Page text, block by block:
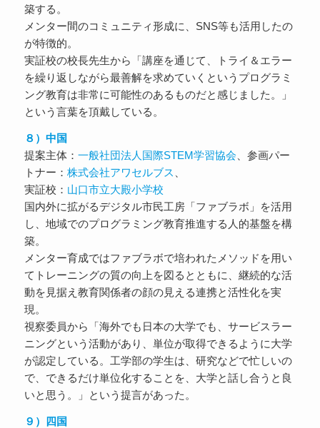
築する。
メンター間のコミュニティ形成に、SNS等も活用したの
が特徴的。
実証校の校長先生から「講座を通じて、トライ＆エラー
を繰り返しながら最善解を求めていくというプログラミ
ング教育は非常に可能性のあるものだと感じました。」
という言葉を頂戴している。
８）中国
提案主体： 一般社団法人国際STEM学習協会 、参画パー
トナー： 株式会社アワセルブス
実証校： 山口市立大殿小学校
国内外に拡がるデジタル市民工房「ファブラボ」を活用
し、地域でのプログラミング教育推進する人的基盤を構
築。
メンター育成ではファブラボで培われたメソッドを用い
てトレーニングの質の向上を図るとともに、継続的な活
動を見据え教育関係者の顔の見える連携と活性化を実
現。
視察委員から「海外でも日本の大学でも、サービスラー
ニングという活動があり、単位が取得できるように大学
が認定している。工学部の学生は、研究などで忙しいの
で、できるだけ単位化することを、大学と話し合うと良
いと思う。」という提言があった。
９）四国